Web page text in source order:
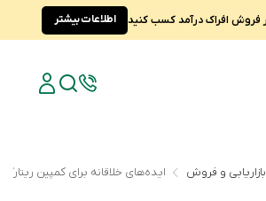
فروش افراک درآمد کسب کنید اطلاعات بیشتر
بازاریابی و فروش ایده‌های خلاقانه برای کمپین